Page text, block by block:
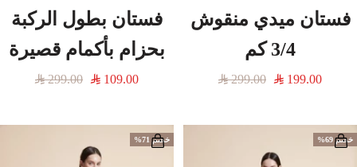
فستان ميدي منقوش
3/4 كم
السعر
199.00
السعر
299.00
فستان بطول الركبة
بحزام بأكمام قصيرة
السعر
109.00
السعر
299.00
خصم 69% خصم 71%